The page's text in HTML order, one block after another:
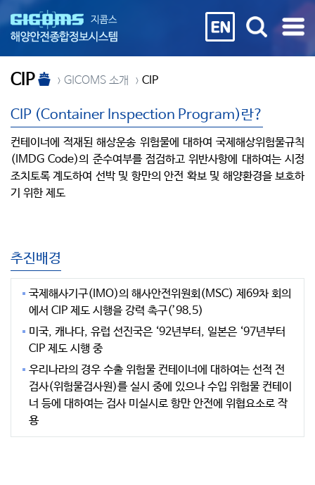
CIP GICOMS 소개 CIP
CIP (Container Inspection Program)란?
컨테이너에 적재된 해상운송 위험물에 대하여 국제해상위험물규칙
(IMDG Code)의 준수여부를 점검하고 위반사항에 대하여는 시정
조치토록 계도하여 선박 및 항만의 안전 확보 및 해양환경을 보호하
기 위한 제도
추진배경
국제해사기구(IMO)의 해사안전위원회(MSC) 제69차 회의
에서 CIP 제도 시행을 강력 촉구(’98.5)
미국, 캐나다, 유럽 선진국은 ‘92년부터, 일본은 ‘97년부터
CIP 제도 시행 중
우리나라의 경우 수출 위험물 컨테이너에 대하여는 선적 전
검사(위험물검사원)를 실시 중에 있으나 수입 위험물 컨테이
너 등에 대하여는 검사 미실시로 항만 안전에 위협요소로 작
용